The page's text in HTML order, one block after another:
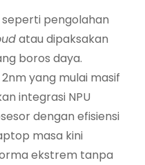
pengolahan
atau dipaksakan
boros daya.
yang mulai masif
integrasi NPU
dengan efisiensi
masa kini
ekstrem tanpa